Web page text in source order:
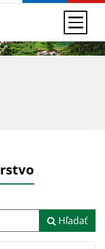
Hľadať